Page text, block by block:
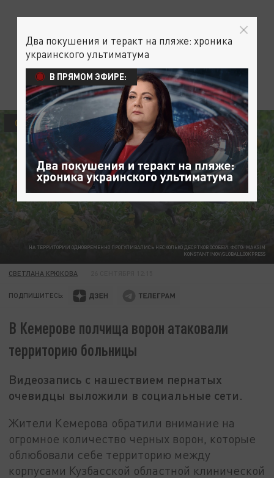
НА ТЕРРИТОРИИ ОДНОВРЕМЕННО ПРОГУЛИВАЛИСЬ НЕСКОЛЬКО ДЕСЯТКОВ ОСОБЕЙ. ФОТО: MAKSIM
KONSTANTINOV/GLOBALLOOKPRESS
ОБЩЕСТВО
СВЕТЛАНА КРЮКОВА
ПОДПИШИТЕСЬ:
В Кемерове полчища ворон атаковали
территорию больницы
Видеозапись с нашествием пернатых
очевидцы выложили в социальные сети.
Жители Кемерова обратили внимание на
огромное количество черных ворон, которые
облюбовали себе территорию между
корпусами Кузбасской областной клинической
Два покушения и теракт на пляже: хроника
украинского ультиматума
В ПРЯМОМ ЭФИРЕ: